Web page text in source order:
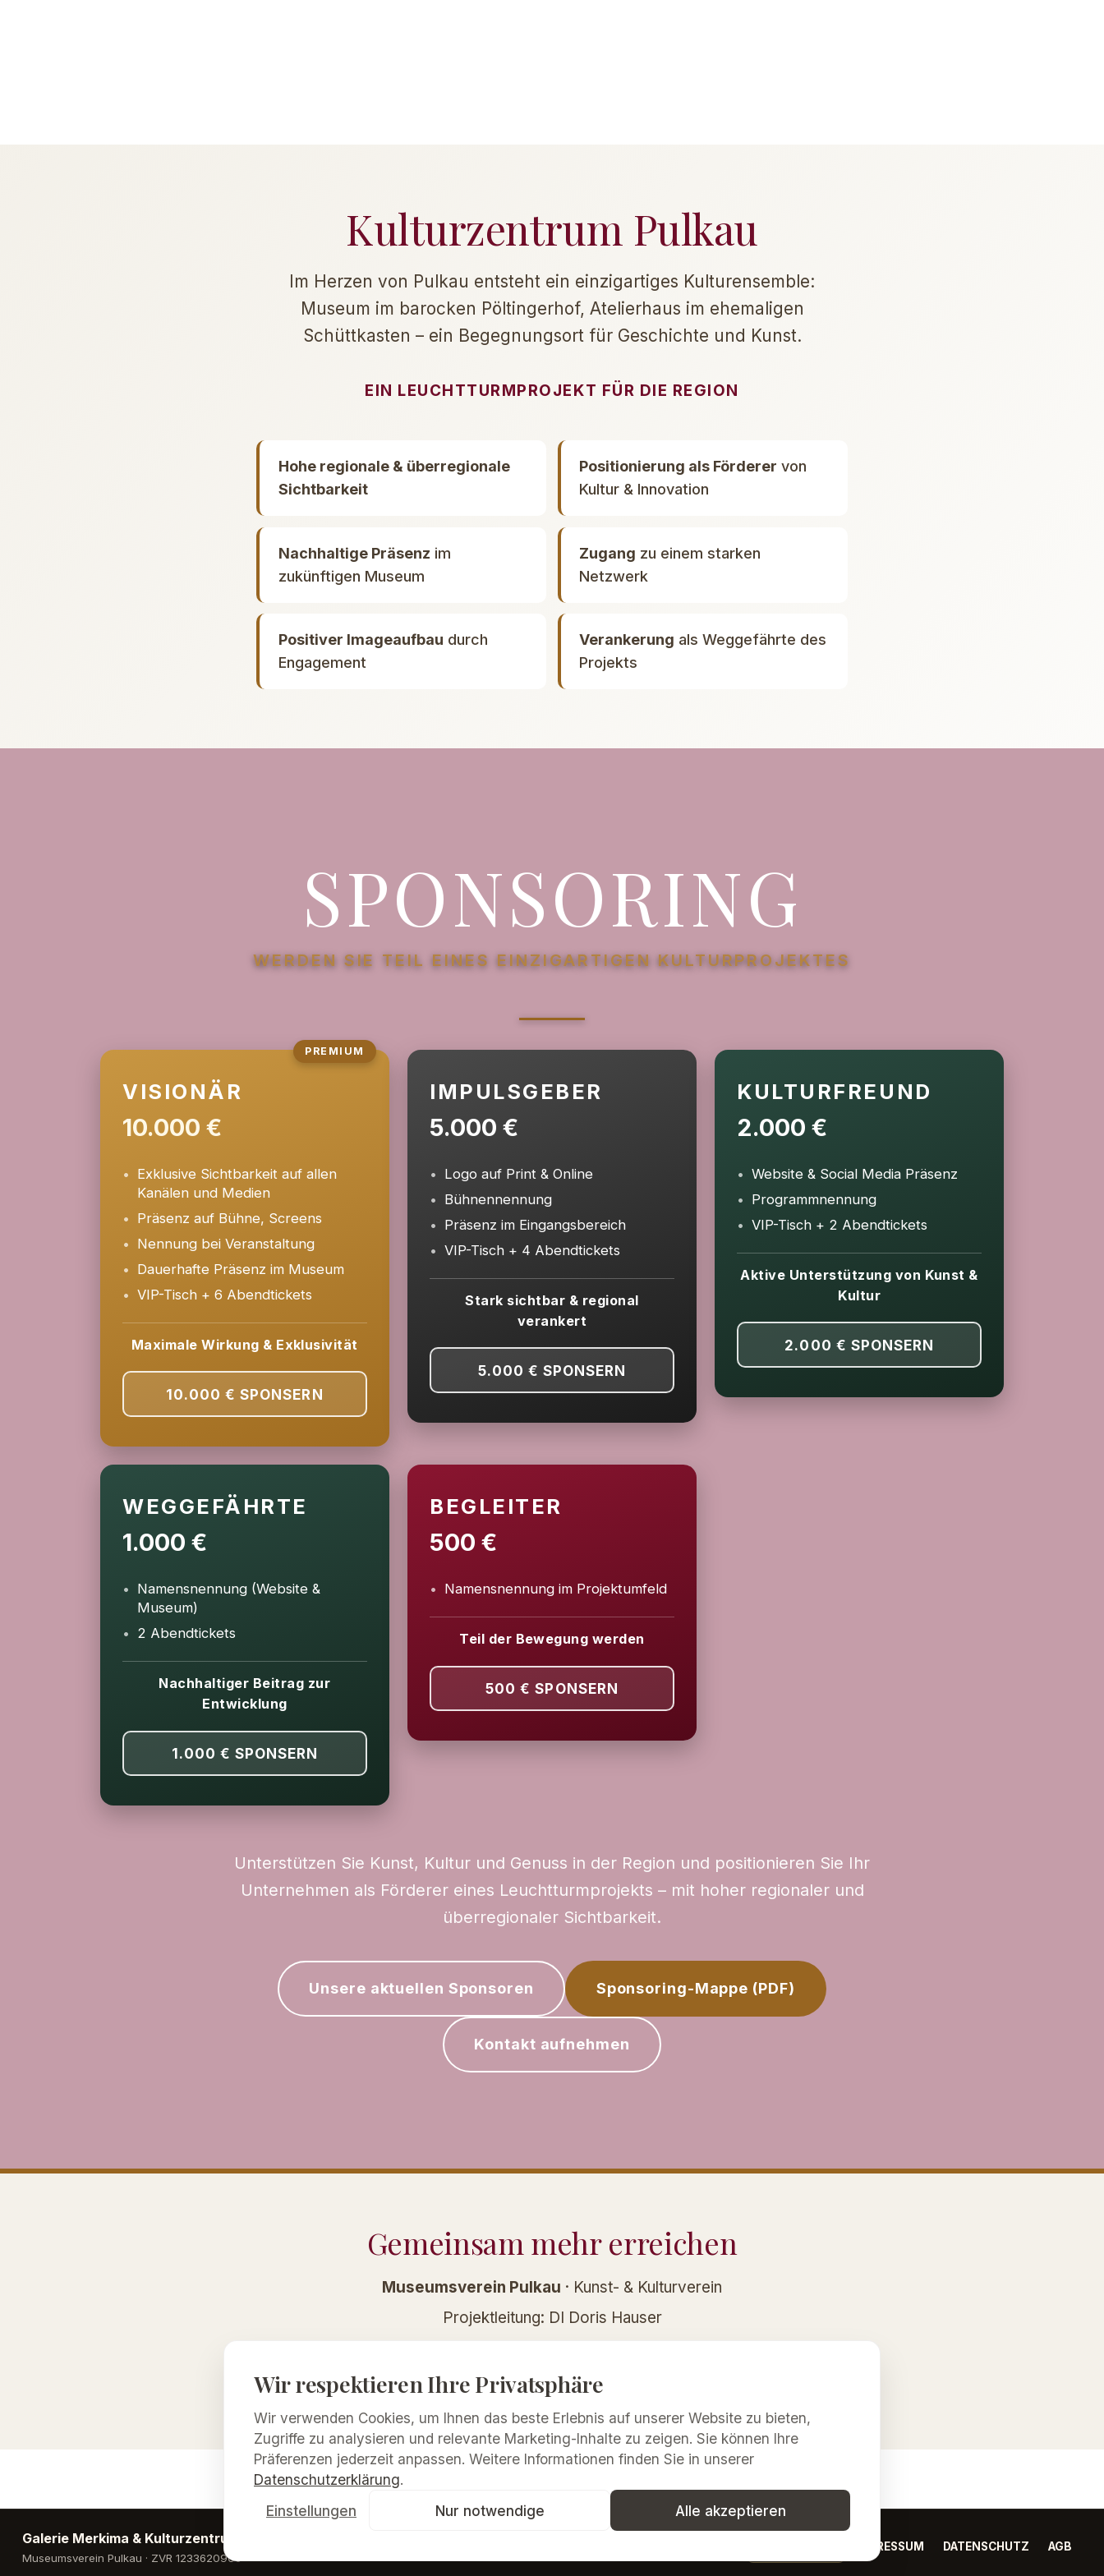
Wir respektieren Ihre Privatsphäre
Wir verwenden Cookies, um Ihnen das beste Erlebnis auf unserer Website zu bieten,
Zugriffe zu analysieren und relevante Marketing-Inhalte zu zeigen. Sie können Ihre
Präferenzen jederzeit anpassen. Weitere Informationen finden Sie in unserer
Datenschutzerklärung.
Einstellungen
Nur notwendige Alle akzeptieren
Kulturzentrum Pulkau
Im Herzen von Pulkau entsteht ein einzigartiges Kulturensemble:
Museum im barocken Pöltingerhof, Atelierhaus im ehemaligen
Schüttkasten – ein Begegnungsort für Geschichte und Kunst.
EIN LEUCHTTURMPROJEKT FÜR DIE REGION
Hohe regionale & überregionale
Sichtbarkeit
Positionierung als Förderer von
Kultur & Innovation
Nachhaltige Präsenz im
zukünftigen Museum
Zugang zu einem starken
Netzwerk
Positiver Imageaufbau durch
Engagement
Verankerung als Weggefährte des
Projekts
SPONSORING
WERDEN SIE TEIL EINES EINZIGARTIGEN KULTURPROJEKTES
PREMIUM
VISIONÄR
10.000 €
Exklusive Sichtbarkeit auf allen
Kanälen und Medien
Präsenz auf Bühne, Screens
Nennung bei Veranstaltung
Dauerhafte Präsenz im Museum
VIP-Tisch + 6 Abendtickets
Maximale Wirkung & Exklusivität
10.000 € SPONSERN
IMPULSGEBER
5.000 €
Logo auf Print & Online
Bühnennennung
Präsenz im Eingangsbereich
VIP-Tisch + 4 Abendtickets
Stark sichtbar & regional
verankert
5.000 € SPONSERN
KULTURFREUND
2.000 €
Website & Social Media Präsenz
Programmnennung
VIP-Tisch + 2 Abendtickets
Aktive Unterstützung von Kunst &
Kultur
2.000 € SPONSERN
WEGGEFÄHRTE
1.000 €
Namensnennung (Website &
Museum)
2 Abendtickets
Nachhaltiger Beitrag zur
Entwicklung
1.000 € SPONSERN
BEGLEITER
500 €
Namensnennung im Projektumfeld
Teil der Bewegung werden
500 € SPONSERN
Unterstützen Sie Kunst, Kultur und Genuss in der Region und positionieren Sie Ihr
Unternehmen als Förderer eines Leuchtturmprojekts – mit hoher regionaler und
überregionaler Sichtbarkeit.
Unsere aktuellen Sponsoren Sponsoring-Mappe (PDF)
Kontakt aufnehmen
Gemeinsam mehr erreichen
Museumsverein Pulkau · Kunst- & Kulturverein
Projektleitung: DI Doris Hauser
www.diegaleriemerkima.at
Galerie Merkima & Kulturzentrum Pulkau
Museumsverein Pulkau · ZVR 1233620906
IMPRESSUM DATENSCHUTZ AGB